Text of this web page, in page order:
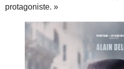
protagoniste. »